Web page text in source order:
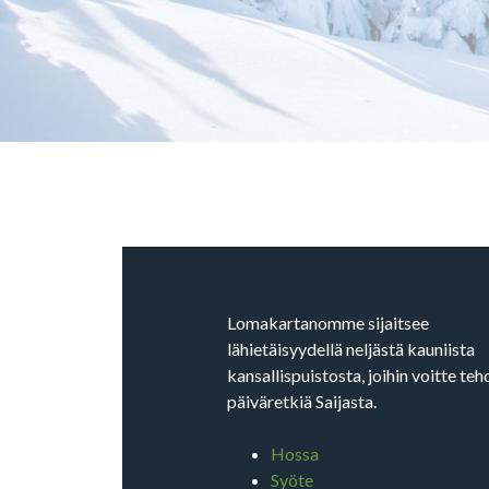
Lomakartanomme sijaitsee
lähietäisyydellä neljästä kauniista
kansallispuistosta, joihin voitte
päiväretkiä Saijasta.
Hossa
Syöte